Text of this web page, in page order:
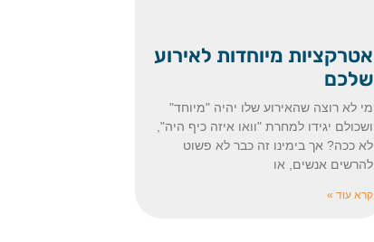
אטרקציות מיוחדות לאירוע
שלכם
מי לא רוצה שהאירוע שלו יהיה "מיוחד"
ושכולם יגידו למחרת "וואו איזה כיף היה",
לא ככה? אך בימינו זה כבר לא פשוט
להרשים אנשים, או
קרא עוד »